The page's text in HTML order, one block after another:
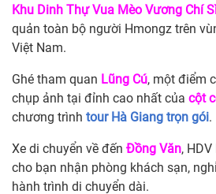
Khu Dinh Thự Vua Mèo Vương Chí
quản toàn bộ người Hmongz trên
Việt Nam.
Ghé tham quan Lũng Cú, một điểm
chụp ảnh tại đỉnh cao nhất của cột
chương trình tour Hà Giang trọn gói.
Xe di chuyển về đến Đồng Văn,
cho bạn nhận phòng khách sạn,
hành trình di chuyển dài.